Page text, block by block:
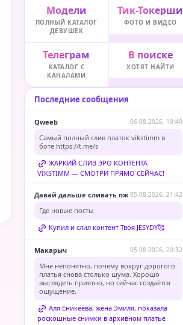
Модели
ПОЛНЫЙ КАТАЛОГ
ДЕВУШЕК
Тик-Токерши
ФОТО И ВИДЕО
Телеграм
КАТАЛОГ С
КАНАЛАМИ
В поиске
ХОТЯТ НАЙТИ
Последние сообщения
Qweeb 06.08.2026, 10:40
Самый полный слив платок vikstimm в
боте https://t.me/s
ЖАРКИЙ СЛИВ ЭРО КОНТЕНТА
VIKSTIMM — СМОТРИ ПРЯМО СЕЙЧАС!
Давай дальше сливать пж05.08.2026, 21:42
Где новые посты
Купил и слил контент Твоя JESYDY🥰
Макарыч 05.08.2026, 20:32
Мне непонятно, почему вокруг дорогого
платья снова столько шума. Хорошо
выглядеть приятно, но сейчас создаётся
ощущение,
Аля Еникеева, жена Эмиля, показала
роскошные снимки в архивном платье